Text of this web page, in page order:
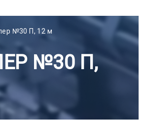
№30 П, 12 м
№30 П,